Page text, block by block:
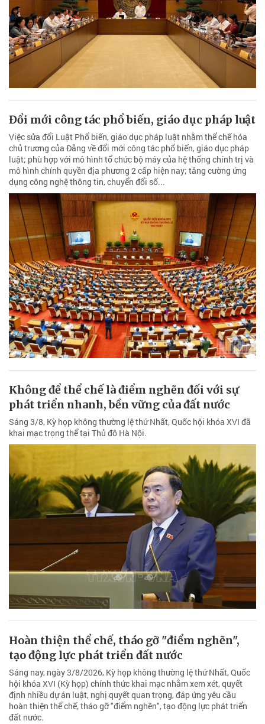
Đổi mới công tác phổ biến, giáo dục pháp luật
Việc sửa đổi Luật Phổ biến, giáo dục pháp luật nhằm thể chế hóa
chủ trương của Đảng về đổi mới công tác phổ biến, giáo dục pháp
luật; phù hợp với mô hình tổ chức bộ máy của hệ thống chính trị và
mô hình chính quyền địa phương 2 cấp hiện nay; tăng cường ứng
dụng công nghệ thông tin, chuyển đổi số...
Không để thể chế là điểm nghẽn đối với sự
phát triển nhanh, bền vững của đất nước
Sáng 3/8, Kỳ họp không thường lệ thứ Nhất, Quốc hội khóa XVI đã
khai mạc trọng thể tại Thủ đô Hà Nội.
Hoàn thiện thể chế, tháo gỡ "điểm nghẽn",
tạo động lực phát triển đất nước
Sáng nay, ngày 3/8/2026, Kỳ họp không thường lệ thứ Nhất, Quốc
hội khóa XVI (Kỳ họp) chính thức khai mạc nhằm xem xét, quyết
định nhiều dự án luật, nghị quyết quan trọng, đáp ứng yêu cầu
hoàn thiện thể chế, tháo gỡ "điểm nghẽn", tạo động lực phát triển
đất nước.